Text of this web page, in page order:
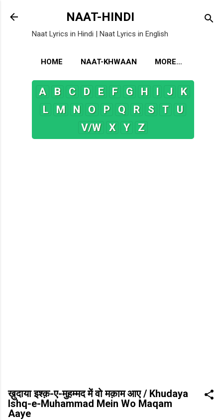
Skip to main content
NAAT-HINDI
Naat Lyrics in Hindi | Naat Lyrics in English
HOME NAAT-KHWAAN MORE…
A B C D E F G H I J
K
L
M N O P Q R S T
U
V/W
X Y Z
ख़ुदाया इश्क़-ए-मुहम्मद में वो मक़ाम आए / Khudaya
Ishq-e-Muhammad Mein Wo Maqam
Aaye